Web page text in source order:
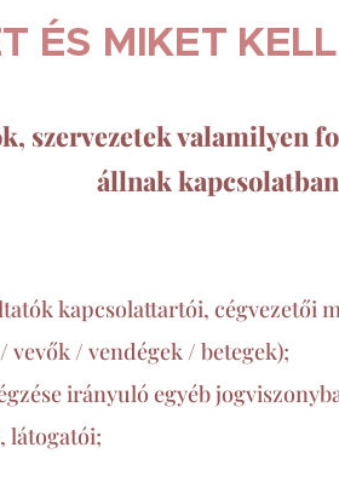
ÉS MIKET
szervezetek valamilyen
állnak kapcsolatban
kapcsolattartói, cégvezetői
/ vendégek / betegek);
irányuló egyéb
látogatói;